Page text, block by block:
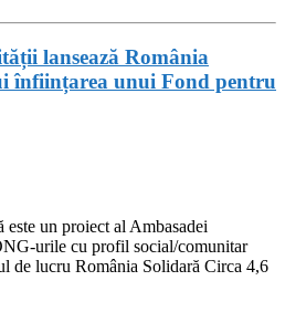
lansează România
înființarea unui Fond pentru
un proiect al Ambasadei
urile cu profil social/comunitar
de lucru România Solidară Circa 4,6